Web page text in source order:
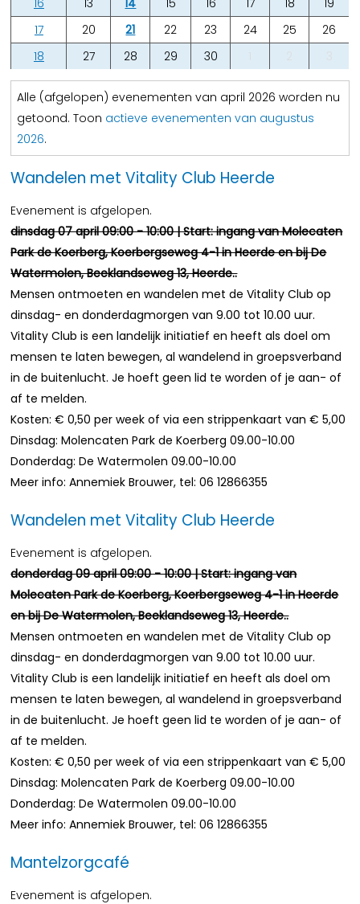
16
13 14 15 16 17 18
19
17
20 21 22 23 24 25
26
18
27 28 29 30 1 2 3
Alle (afgelopen) evenementen van april 2026 worden nu
getoond. Toon actieve evenementen van augustus
2026.
Wandelen met Vitality Club Heerde
Evenement is afgelopen.
dinsdag 07 april 09:00 - 10:00 | Start: ingang van Molecaten
Park de Koerberg, Koerbergseweg 4-1 in Heerde en bij De
Watermolen, Beeklandseweg 13, Heerde..
Mensen ontmoeten en wandelen met de Vitality Club op
dinsdag- en donderdagmorgen van 9.00 tot 10.00 uur.
Vitality Club is een landelijk initiatief en heeft als doel om
mensen te laten bewegen, al wandelend in groepsverband
in de buitenlucht. Je hoeft geen lid te worden of je aan- of
af te melden.
Kosten: € 0,50 per week of via een strippenkaart van € 5,00
Dinsdag: Molencaten Park de Koerberg 09.00-10.00
Donderdag: De Watermolen 09.00-10.00
Meer info: Annemiek Brouwer, tel: 06 12866355
Wandelen met Vitality Club Heerde
Evenement is afgelopen.
donderdag 09 april 09:00 - 10:00 | Start: ingang van
Molecaten Park de Koerberg, Koerbergseweg 4-1 in Heerde
en bij De Watermolen, Beeklandseweg 13, Heerde..
Mensen ontmoeten en wandelen met de Vitality Club op
dinsdag- en donderdagmorgen van 9.00 tot 10.00 uur.
Vitality Club is een landelijk initiatief en heeft als doel om
mensen te laten bewegen, al wandelend in groepsverband
in de buitenlucht. Je hoeft geen lid te worden of je aan- of
af te melden.
Kosten: € 0,50 per week of via een strippenkaart van € 5,00
Dinsdag: Molencaten Park de Koerberg 09.00-10.00
Donderdag: De Watermolen 09.00-10.00
Meer info: Annemiek Brouwer, tel: 06 12866355
Mantelzorgcafé
Evenement is afgelopen.